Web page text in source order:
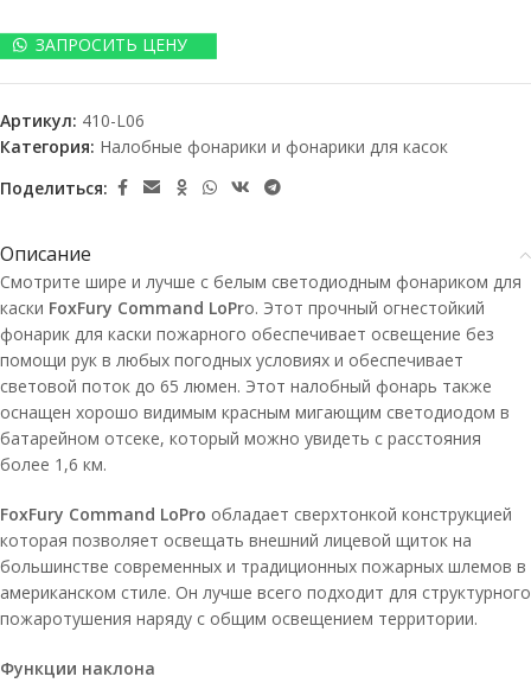
ЗАПРОСИТЬ ЦЕНУ
Артикул: 410-L06
Категория: Налобные фонарики и фонарики для касок
Поделиться:
Описание
Смотрите шире и лучше с белым светодиодным фонариком для
каски FoxFury Command LoPro. Этот прочный огнестойкий
фонарик для каски пожарного обеспечивает освещение без
помощи рук в любых погодных условиях и обеспечивает
световой поток до 65 люмен. Этот налобный фонарь также
оснащен хорошо видимым красным мигающим светодиодом в
батарейном отсеке, который можно увидеть с расстояния
более 1,6 км.
FoxFury Command LoPro обладает сверхтонкой конструкцией
которая позволяет освещать внешний лицевой щиток на
большинстве современных и традиционных пожарных шлемов в
американском стиле. Он лучше всего подходит для структурного
пожаротушения наряду с общим освещением территории.
Функции наклона